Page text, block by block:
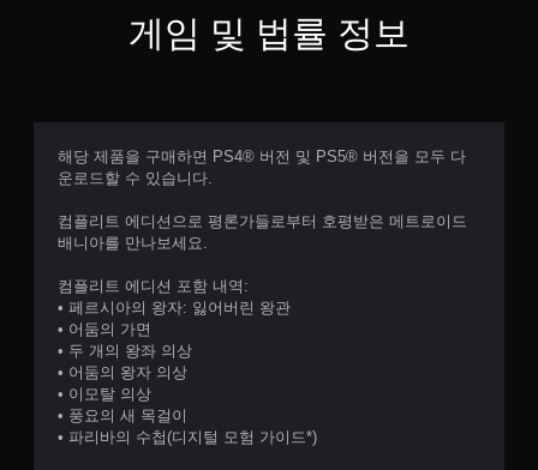
레
이
트
거
에
응
형
항
기
능
을
켜
지
않
고
도
록
을
직
만
들
있
습
니
다
.
게임 및 법률 정보
해당 제품을 구매하면 PS4® 버전 및 PS5® 버전을 모두 다
운로드할 수 있습니다.
컴플리트 에디션으로 평론가들로부터 호평받은 메트로이드
배니아를 만나보세요.
컴플리트 에디션 포함 내역:
• 페르시아의 왕자: 잃어버린 왕관
• 어둠의 가면
• 두 개의 왕좌 의상
• 어둠의 왕자 의상
• 이모탈 의상
• 풍요의 새 목걸이
• 파리바의 수첩(디지털 모험 가이드*)